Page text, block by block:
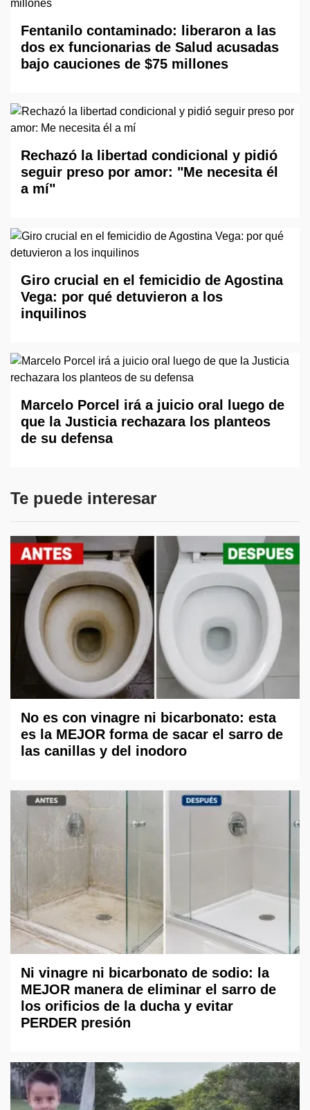
Fentanilo contaminado: liberaron a las
dos ex funcionarias de Salud acusadas
bajo cauciones de $75 millones
Rechazó la libertad condicional y pidió
seguir preso por amor: "Me necesita él
a mí"
Giro crucial en el femicidio de Agostina
Vega: por qué detuvieron a los
inquilinos
Marcelo Porcel irá a juicio oral luego de
que la Justicia rechazara los planteos
de su defensa
Te puede interesar
No es con vinagre ni bicarbonato: esta
es la MEJOR forma de sacar el sarro de
las canillas y del inodoro
Ni vinagre ni bicarbonato de sodio: la
MEJOR manera de eliminar el sarro de
los orificios de la ducha y evitar
PERDER presión